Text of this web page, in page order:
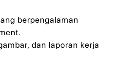
berpengalaman
dan laporan kerja